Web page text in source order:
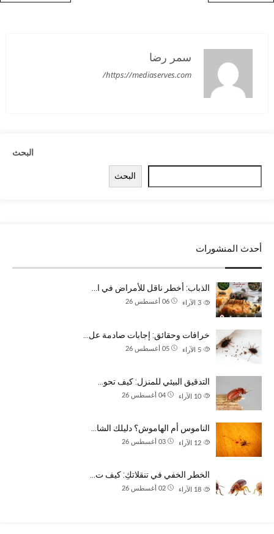
سمر رضا
https://mediaserves.com/
البحث
البحث
أحدث المنشورات
الذباب: أخطر ناقل للأمراض في ا…
06 أغسطس 26 الآراء
خرافات وحقائق: إجابات صادمة عل…
05 أغسطس 26 الآراء
التدقيق البيئي للمنزل: كيف تحو…
04 أغسطس 26 الآراء
الناموس أم الهاموش؟ دليلك الشا…
03 أغسطس 26 الآراء
الخطر الخفي في تنقلاتكِ: كيف ت…
02 أغسطس 26 الآراء